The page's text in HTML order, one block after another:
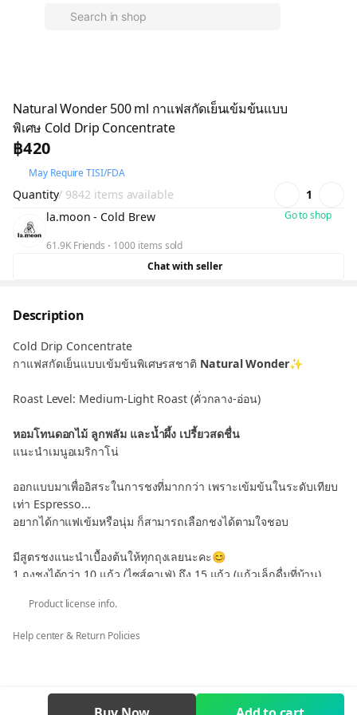
Natural Wonder 500 ml กาแฟสกัดเย็นเข้มข้นแบบ
พิเศษ Cold Drip Concentrate
฿420
May Require TISI/FDA
Quantity/ 9842 items available
1
la.moon - Cold Brew
61.9K Friends 1000 items sold
Go to shop
Chat with seller
Description
Cold Drip Concentrate
กาแฟสกัดเย็นแบบเข้มข้นพิเศษรสชาติ Natural Wonder✨
Roast Level: Medium-Light Roast (คั่วกลาง-อ่อน)
หอมโทนดอกไม้ ลูกพลัม และน้ำผึ้ง เปรี้ยวสดชื่น
แนะนำเมนูอเมริกาโน่
ออกแบบมาเพื่ออิสระในการชงที่มากกว่า เพราะเข้มข้นในระดับเทียบ
เท่า Espresso...
อยากได้กาแฟเข้มหรือนุ่ม ก็สามารถเลือกชงได้ตามใจชอบ
มีสูตรชงแนะนำเบื้องต้นให้ทุกถุงเลยนะคะ😊
1 ถุงชงได้กว่า 10 แก้ว (ไซส์คาเฟ่) ถึง 15 แก้ว (แก้วเล็กดื่มที่บ้าน)
🚚 จัดส่งฟรีทั่วประเทศ
(หากได้รับสินค้าล่าช้าเกินกว่า 5 วัน โดยนับจากวันที่ทางร้านจัดส่ง
Product license info.
Help center & Return Policies